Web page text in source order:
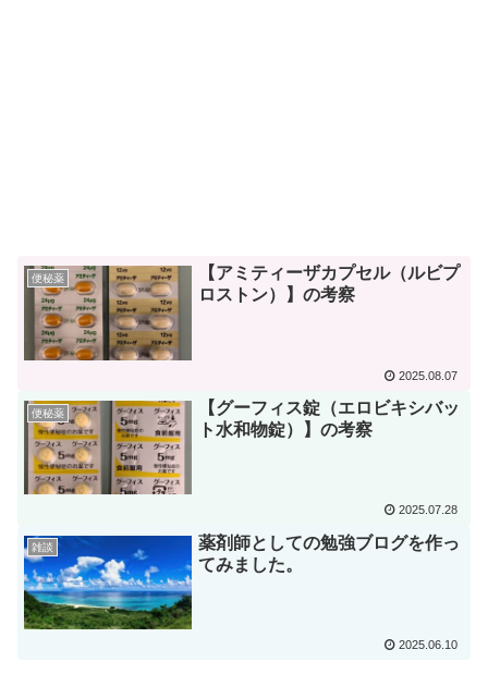
便秘薬
【アミティーザカプセル（ルビプ
ロストン）】の考察
2025.08.07
便秘薬
【グーフィス錠（エロビキシバッ
ト水和物錠）】の考察
2025.07.28
雑談
薬剤師としての勉強ブログを作っ
てみました。
2025.06.10